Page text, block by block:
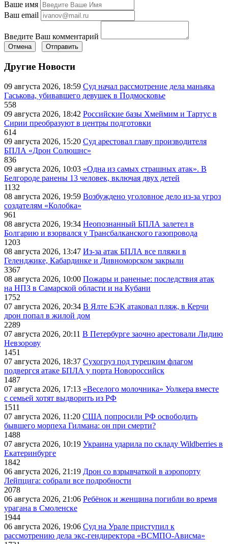
Ваше имя
Ваш email
Введите Ваш комментарий
Отмена Отправить
Другие Новости
09 августа 2026, 18:59 Суд начал рассмотрение дела маньяка
Гаськова, убивавшего девушек в Подмосковье
558
09 августа 2026, 18:42 Российские базы Хмеймим и Тартус в
Сирии преобразуют в центры подготовки
614
09 августа 2026, 15:20 Суд арестовал главу производителя
БПЛА «Дрон Солюшнс»
836
09 августа 2026, 10:03 «Одна из самых страшных атак». В
Белгороде ранены 13 человек, включая двух детей
1132
08 августа 2026, 19:59 Возбуждено уголовное дело из-за угроз
создателям «Колобка»
961
08 августа 2026, 19:34 Неопознанный БПЛА залетел в
Болгарию и взорвался у Трансбалканского газопровода
1203
08 августа 2026, 13:47 Из-за атак БПЛА все пляжи в
Геленджике, Кабардинке и Дивноморском закрыли
3367
08 августа 2026, 10:00 Пожары и раненые: последствия атак
на НПЗ в Самарской области и на Кубани
1752
07 августа 2026, 20:34 В Ялте БЭК атаковал пляж, в Керчи
дрон попал в жилой дом
2289
07 августа 2026, 20:11 В Петербурге заочно арестовали Лидию
Невзорову
1451
07 августа 2026, 18:37 Сухогруз под турецким флагом
подвергся атаке БПЛА у порта Новороссийск
1487
07 августа 2026, 17:13 «Веселого молочника» Уолкера вместе
с семьей хотят выдворить из РФ
1511
07 августа 2026, 11:20 США попросили РФ освободить
бывшего морпеха Гилмана: он при смерти?
1488
07 августа 2026, 10:19 Украина ударила по складу Wildberries в
Екатеринбурге
1842
06 августа 2026, 21:19 Дрон со взрывчаткой в аэропорту
Лейпцига: собрали все подробности
2078
06 августа 2026, 21:06 Ребёнок и женщина погибли во время
урагана в Смоленске
1944
06 августа 2026, 19:06 Суд на Урале приступил к
рассмотрению дела экс-гендиректора «ВСМПО-Ависма»